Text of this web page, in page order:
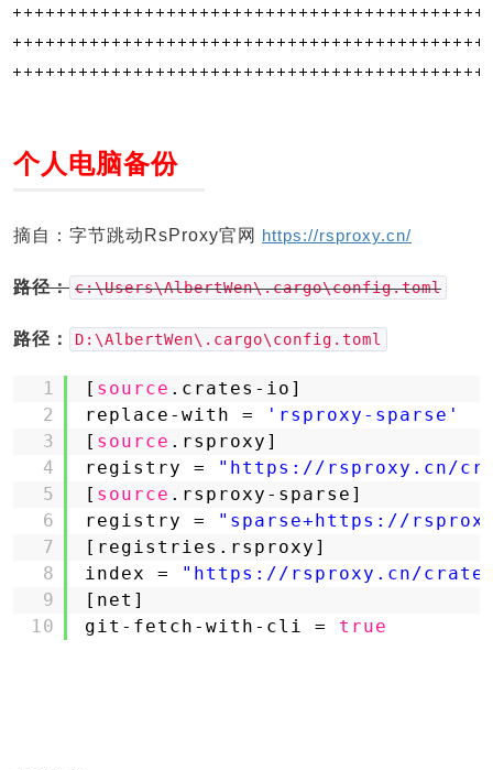
个人电脑备份
摘自：字节跳动RsProxy官网 https://rsproxy.cn/
路径： c:\Users\AlbertWen\.cargo\config.toml
路径： D:\AlbertWen\.cargo\config.toml
1
2
3
4
5
6
7
8
9
10
[ source .crates-io]
replace-with =
'rsproxy-sparse'
[ source .rsproxy]
registry =
"https://rsproxy.cn/
[ source .rsproxy-sparse]
registry =
"sparse+https://
[registries.rsproxy]
index =
"https://rsproxy.cn/
[net]
git-fetch-with-cli = true